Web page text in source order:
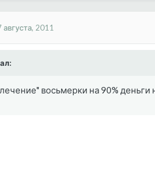
августа, 2011
восьмерки на 90% деньги